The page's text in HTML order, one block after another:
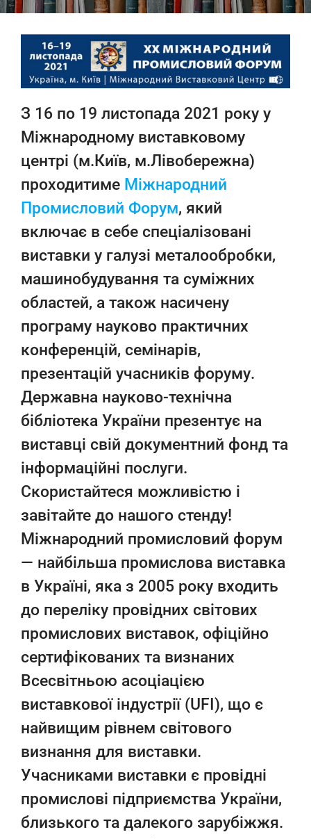
З 16 по 19 листопада 2021 року у
Міжнародному виставковому
центрі (м.Київ, м.Лівобережна)
проходитиме Міжнародний
Промисловий Форум, який
включає в себе спеціалізовані
виставки у галузі металообробки,
машинобудування та суміжних
областей, а також насичену
програму науково практичних
конференцій, семінарів,
презентацій учасників форуму.
Державна науково-технічна
бібліотека України презентує на
виставці свій документний фонд та
інформаційні послуги.
Скористайтеся можливістю і
завітайте до нашого стенду!
Міжнародний промисловий форум
— найбільша промислова виставка
в Україні, яка з 2005 року входить
до переліку провідних світових
промислових виставок, офіційно
сертифікованих та визнаних
Всесвітньою асоціацією
виставкової індустрії (UFI), що є
найвищим рівнем світового
визнання для виставки.
Учасниками виставки є провідні
промислові підприємства України,
близького та далекого зарубіжжя.